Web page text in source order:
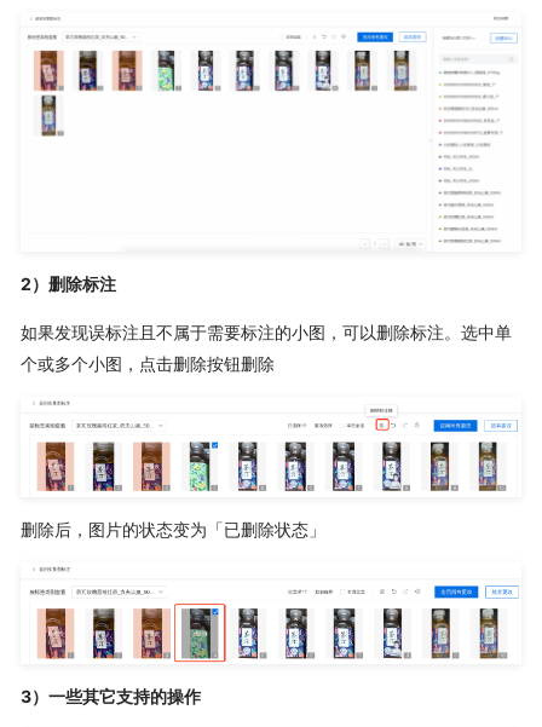
2）删除标注
如果发现误标注且不属于需要标注的小图，可以删除标注。选中单
个或多个小图，点击删除按钮删除
删除后，图片的状态变为「已删除状态」
3）一些其它支持的操作